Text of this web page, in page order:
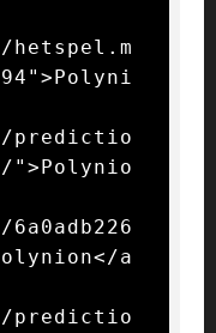
predictio
">Polynio
a
predictio